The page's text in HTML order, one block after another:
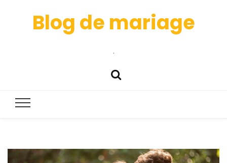
Blog de mariage
.